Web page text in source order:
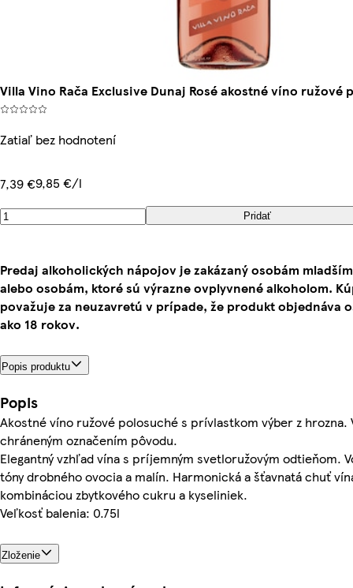
Villa Vino Rača Exclusive Dunaj Rosé akostné víno ružové
Zatiaľ bez hodnotení
7,39 €9,85 €/l
Pridať
Predaj alkoholických nápojov je zakázaný osobám
alebo osobám, ktoré sú výrazne ovplyvnené alkoholom.
považuje za neuzavretú v prípade, že produkt objednáva
ako 18 rokov.
Popis produktu
Popis
Akostné víno ružové polosuché s prívlastkom výber z hrozna.
chráneným označením pôvodu.
Elegantný vzhľad vína s príjemným svetloružovým odtieňom.
tóny drobného ovocia a malín. Harmonická a šťavnatá chuť
kombináciou zbytkového cukru a kyseliniek.
Veľkosť balenia: 0.75l
Zloženie